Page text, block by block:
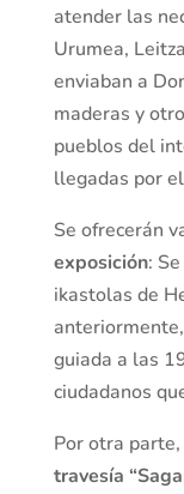
atender las
Urumea,
enviaban a
maderas y
pueblos del
llegadas por
Se ofrecerán
exposición:
ikastolas de
guiada a las
ciudadanos
Por otra
travesía